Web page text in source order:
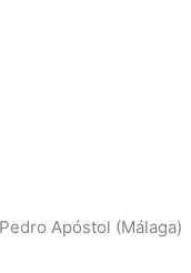
Apóstol (Málaga)